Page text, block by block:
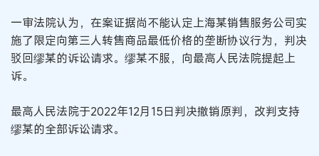
一审法院认为，在案证据尚不能认定上海某销售服务公司实
施了限定向第三人转售商品最低价格的垄断协议行为，判决
驳回缪某的诉讼请求。缪某不服，向最高人民法院提起上
诉。
最高人民法院于2022年12月15日判决撤销原判，改判支持
缪某的全部诉讼请求。